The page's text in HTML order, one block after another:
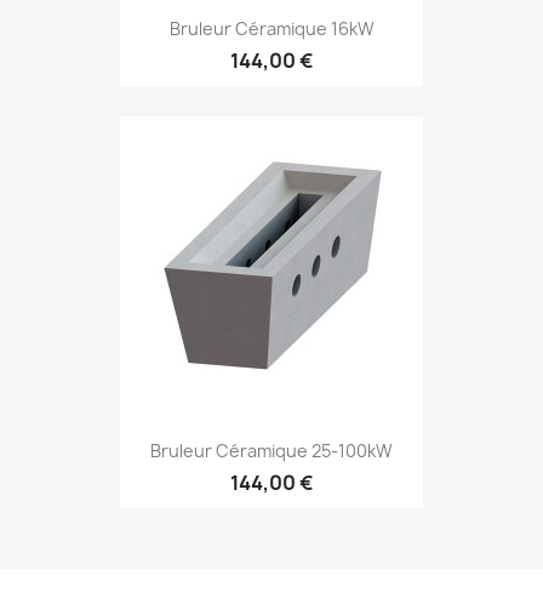
Bruleur Céramique 16kW
144,00 €
Bruleur Céramique 25-100kW
144,00 €